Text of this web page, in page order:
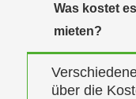
Was kostet
mieten?
über die